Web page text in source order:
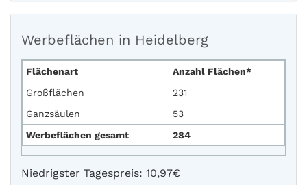
Werbeflächen in Heidelberg
Flächenart
Anzahl Flächen*
Großflächen
231
Ganzsäulen
53
Werbeflächen gesamt
284
Niedrigster Tagespreis: 10,97€